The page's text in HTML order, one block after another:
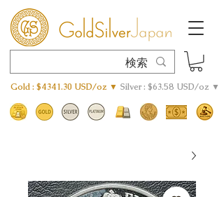
Gold : $4341.30 USD/oz ▼ Silver : $63.58 USD/oz ▼